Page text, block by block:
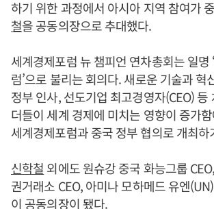
하기 위한 과정에서 아시아 지역 참여가
철을 공동의장으로 추대했다.
세계경제포럼 뉴 챔피언 연차총회는 일명
럼’으로 불리는 회의다. 새로운 기술과 혁
정부 인사, 선도기업 최고경영자(CEO) 등
더들이 세계 경제에 미치는 영향이 증가
세계경제포럼과 중국 정부 협의로 개최하
신학철 외에도 원슈강 중국 화능그룹
권거래소 CEO, 아미나 모하메드 유엔
이 공동의장이 됐다.